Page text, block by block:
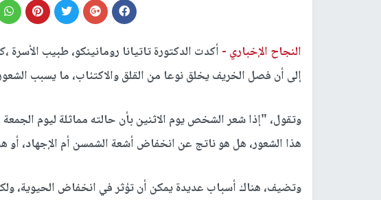
النجاح الإخباري -
إلى أن فصل الخريف يخلق نوعا من القلق والاكتئاب، ما يسبب
وتقول، "إذا شعر الشخص يوم الاثنين بأن حالته مماثلة ليوم
هذا الشعور، هل هو ناتج عن انخفاض أشعة الشمسن أم الإجهاد، أو
وتضيف، هناك أسباب عديدة يمكن أن تؤثر في انخفاض الحيوية،